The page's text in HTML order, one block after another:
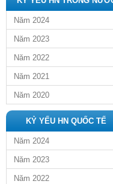
Năm 2024
Năm 2023
Năm 2022
Năm 2021
Năm 2020
KỶ YẾU HN QUỐC TẾ
Năm 2024
Năm 2023
Năm 2022